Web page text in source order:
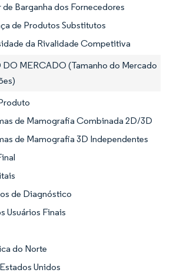
de Barganha dos Fornecedores
de Produtos Substitutos
da Rivalidade Competitiva
MERCADO (Tamanho do Mercado
de Mamografia Combinada 2D/3D
de Mamografia 3D Independentes
de Diagnóstico
Usuários Finais
do Norte
Unidos